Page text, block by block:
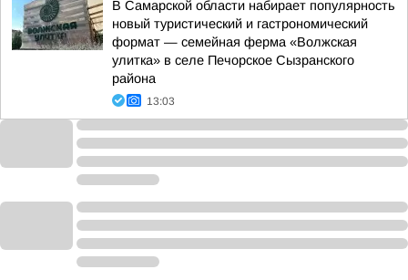
В Самарской области набирает популярность
новый туристический и гастрономический
формат — семейная ферма «Волжская
улитка» в селе Печорское Сызранского
района
13:03